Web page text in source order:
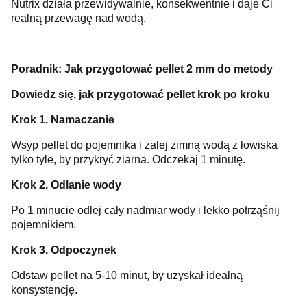
Nutrix działa przewidywalnie, konsekwentnie i daje Ci
realną przewagę nad wodą.
Poradnik: Jak przygotować pellet 2 mm do metody
Dowiedz się, jak przygotować pellet krok po kroku
Krok 1. Namaczanie
Wsyp pellet do pojemnika i zalej zimną wodą z łowiska
tylko tyle, by przykryć ziarna. Odczekaj 1 minutę.
Krok 2. Odlanie wody
Po 1 minucie odlej cały nadmiar wody i lekko potrząśnij
pojemnikiem.
Krok 3. Odpoczynek
Odstaw pellet na 5-10 minut, by uzyskał idealną
konsystencję.